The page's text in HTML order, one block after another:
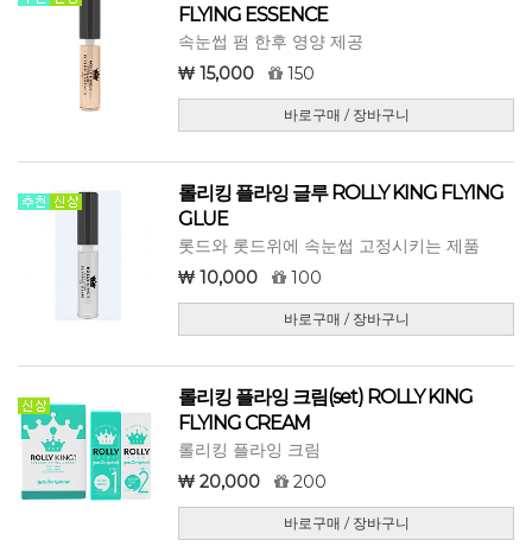
FLYING ESSENCE
속눈썹 펌 한후 영양 제공
15,000
150
바로구매 / 장바구니
롤리킹 플라잉 글루 ROLLY KING FLYING
GLUE
롯드와 롯드위에 속눈썹 고정시키는 제품
10,000
100
바로구매 / 장바구니
롤리킹 플라잉 크림(set) ROLLY KING
FLYING CREAM
롤리킹 플라잉 크림
20,000
200
바로구매 / 장바구니